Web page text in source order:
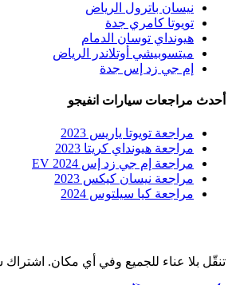
نيسان باترول الرياض
تويوتا كامري جدة
هيونداي توسان الدمام
ميتسوبيشي أوتلاندر الرياض
إم جي زد إس جدة
أحدث مراجعات سيارات انفيجو
مراجعة تويوتا ياريس 2023
مراجعة هيونداي كريتا 2023
مراجعة إم جي زد إس EV 2024
مراجعة نيسان كيكس 2023
مراجعة كيا سيلتوس 2024
تنقّل بلا عناء للجميع وفي أي مكان.